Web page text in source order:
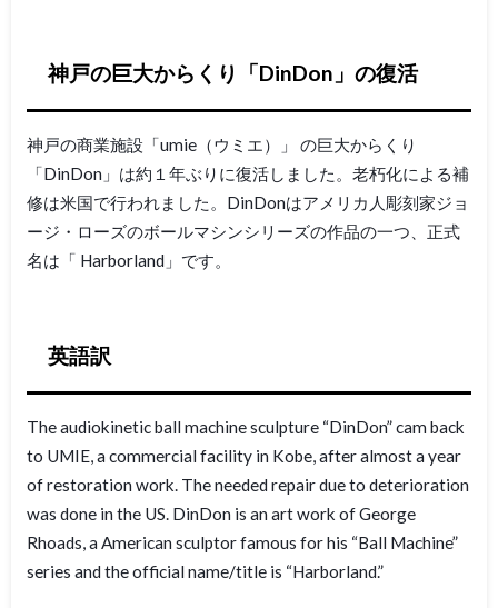
神戸の巨大からくり「DinDon」の復活
神戸の商業施設「umie（ウミエ）」 の巨大からくり
「DinDon」は約１年ぶりに復活しました。老朽化による補
修は米国で行われました。DinDonはアメリカ人彫刻家ジョ
ージ・ローズのボールマシンシリーズの作品の一つ、正式
名は「 Harborland」です。
英語訳
The audiokinetic ball machine sculpture “DinDon” cam back
to UMIE, a commercial facility in Kobe, after almost a year
of restoration work. The needed repair due to deterioration
was done in the US. DinDon is an art work of George
Rhoads, a American sculptor famous for his “Ball Machine”
series and the official name/title is “Harborland.”